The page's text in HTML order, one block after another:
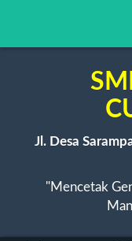
Jl. Desa
"Mencetak